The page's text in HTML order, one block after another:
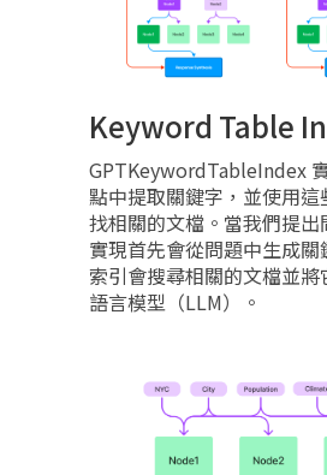
Keyword Table
GPTKeywordTableIndex
點中提取關鍵字，並使用這
找相關的文檔。當我們提
實現首先會從問題中生成關
索引會搜尋相關的文檔並將
語言模型（LLM）。